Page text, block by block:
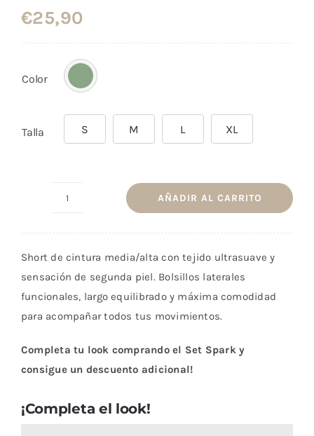
con5.00
de
5 en base a
€25,90
Color
Talla S M L XL
Herbal
cantidad
AÑADIR AL CARRITO
Short de cintura media/alta con tejido ultrasuave y
sensación de segunda piel. Bolsillos laterales
funcionales, largo equilibrado y máxima comodidad
para acompañar todos tus movimientos.
Completa tu look comprando el Set Spark y
consigue un descuento adicional!
¡Completa el look!